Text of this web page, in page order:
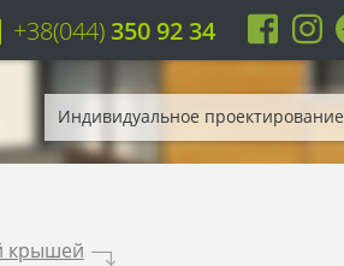
+38(044)350 92 34
Индивидуальное проектирование
крышей .